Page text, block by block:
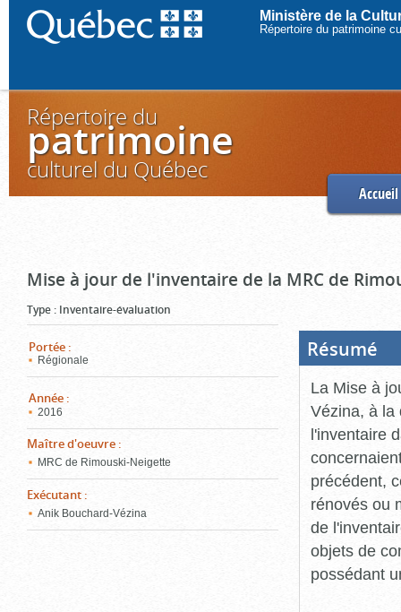
Ministère de la
Répertoire du patrimoine
Répertoire du
patrimoine
culturel du Québec
Accueil
Mise à jour de l'inventaire de la MRC de
Type : Inventaire-évaluation
Portée :
Régionale
Année :
2016
Maître d'oeuvre :
MRC de Rimouski-Neigette
Exécutant :
Anik Bouchard-Vézina
Résumé
La Mise à
Vézina, à la
l'inventaire
précédent,
rénovés ou
de
objets de
possédant